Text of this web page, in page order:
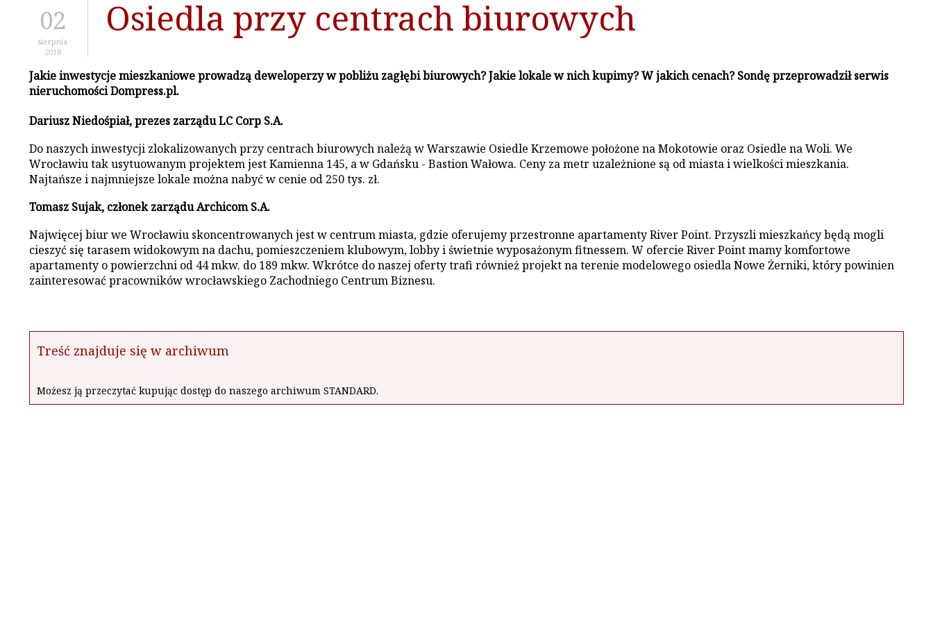
Osiedla przy centrach biurowych
02
sierpnia
2018
Jakie inwestycje mieszkaniowe prowadzą deweloperzy w pobliżu zagłębi biurowych? Jakie lokale w nich kupimy? W jakich cenach? Sondę przeprowadził serwis
nieruchomości Dompress.pl.
Dariusz Niedośpiał, prezes zarządu LC Corp S.A.
Do naszych inwestycji zlokalizowanych przy centrach biurowych należą w Warszawie Osiedle Krzemowe położone na Mokotowie oraz Osiedle na Woli. We
Wrocławiu tak usytuowanym projektem jest Kamienna 145, a w Gdańsku - Bastion Wałowa. Ceny za metr uzależnione są od miasta i wielkości mieszkania.
Najtańsze i najmniejsze lokale można nabyć w cenie od 250 tys. zł.
Tomasz Sujak, członek zarządu Archicom S.A.
Najwięcej biur we Wrocławiu skoncentrowanych jest w centrum miasta, gdzie oferujemy przestronne apartamenty River Point. Przyszli mieszkańcy będą mogli
cieszyć się tarasem widokowym na dachu, pomieszczeniem klubowym, lobby i świetnie wyposażonym fitnessem. W ofercie River Point mamy komfortowe
apartamenty o powierzchni od 44 mkw. do 189 mkw. Wkrótce do naszej oferty trafi również projekt na terenie modelowego osiedla Nowe Żerniki, który powinien
zainteresować pracowników wrocławskiego Zachodniego Centrum Biznesu.
Treść znajduje się w archiwum
Możesz ją przeczytać kupując dostęp do naszego archiwum STANDARD.